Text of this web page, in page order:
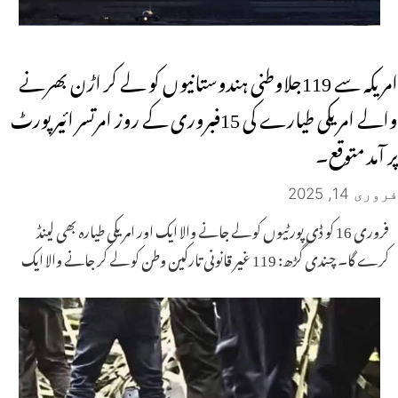
امریکہ سے 119جلاوطنی ہندوستانیوں کو لے کر اڑن بھرنے
والے امریکی طیارے کی 15فبروری کے روز امرتسر ائیرپورٹ
پر آمد متوقع۔
فروری 14, 2025
فروری 16 کو ڈی پورٹیوں کو لے جانے والا ایک اور امریکی طیارہ بھی لینڈ
کرے گا۔ چندی گڑھ: 119 غیر قانونی تارکین وطن کو لے کر جانے والا ایک